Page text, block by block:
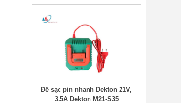
Đế sạc pin nhanh Dekton 21V,
3.5A Dekton M21-S35